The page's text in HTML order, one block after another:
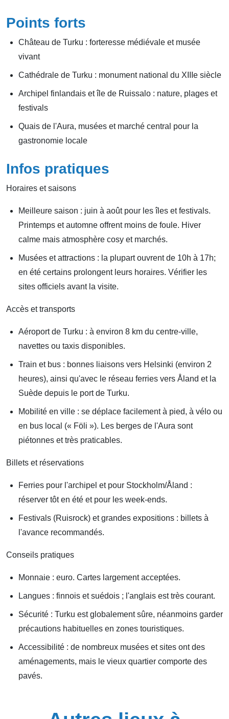
Points forts
Château de Turku : forteresse médiévale et musée
vivant
Cathédrale de Turku : monument national du XIIIe siècle
Archipel finlandais et île de Ruissalo : nature, plages et
festivals
Quais de l'Aura, musées et marché central pour la
gastronomie locale
Infos pratiques
Horaires et saisons
Meilleure saison : juin à août pour les îles et festivals.
Printemps et automne offrent moins de foule. Hiver
calme mais atmosphère cosy et marchés.
Musées et attractions : la plupart ouvrent de 10h à 17h;
en été certains prolongent leurs horaires. Vérifier les
sites officiels avant la visite.
Accès et transports
Aéroport de Turku : à environ 8 km du centre-ville,
navettes ou taxis disponibles.
Train et bus : bonnes liaisons vers Helsinki (environ 2
heures), ainsi qu'avec le réseau ferries vers Åland et la
Suède depuis le port de Turku.
Mobilité en ville : se déplace facilement à pied, à vélo ou
en bus local (« Föli »). Les berges de l'Aura sont
piétonnes et très praticables.
Billets et réservations
Ferries pour l'archipel et pour Stockholm/Åland :
réserver tôt en été et pour les week-ends.
Festivals (Ruisrock) et grandes expositions : billets à
l'avance recommandés.
Conseils pratiques
Monnaie : euro. Cartes largement acceptées.
Langues : finnois et suédois ; l'anglais est très courant.
Sécurité : Turku est globalement sûre, néanmoins garder
précautions habituelles en zones touristiques.
Accessibilité : de nombreux musées et sites ont des
aménagements, mais le vieux quartier comporte des
pavés.